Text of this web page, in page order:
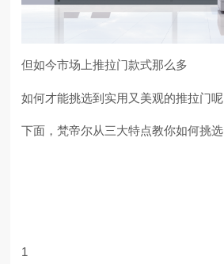
但如今市场上推拉门款式那么多
如何才能挑选到实用又美观的推拉门呢
下面，梵帝尔从三大特点教你如何挑选
1